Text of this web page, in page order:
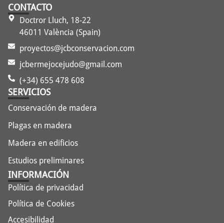
CONTACTO
Doctror Lluch, 18-22
46011 València (Spain)
proyectos@jcbconservacion.com
jcbermejocejudo@gmail.com
(+34) 655 478 608
SERVICIOS
Conservación de madera
Plagas en madera
Madera en edificios
Estudios preliminares
INFORMACIÓN
Política de privacidad
Política de Cookies
Accesibilidad